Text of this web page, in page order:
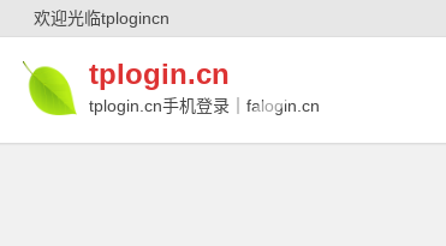
欢迎光临tplogincn
tplogin.cn
tplogin.cn手机登录｜falogin.cn